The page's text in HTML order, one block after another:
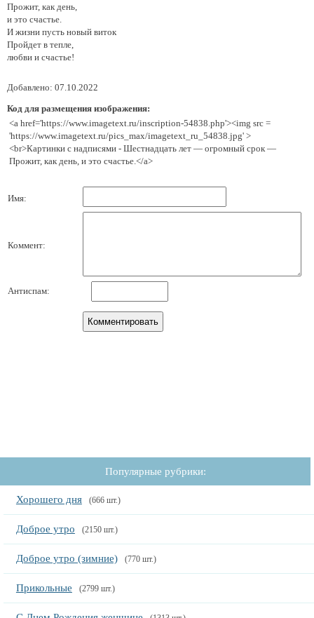
Прожит, как день,
и это счастье.
И жизни пусть новый виток
Пройдет в тепле,
любви и счастье!
Добавлено: 07.10.2022
Код для размещения изображения:
<a href='https://www.imagetext.ru/inscription-54838.php'><img src =
'https://www.imagetext.ru/pics_max/imagetext_ru_54838.jpg' >
<br>Картинки с надписями - Шестнадцать лет — огромный срок —
Прожит, как день, и это счастье.</a>
Имя:
Коммент:
Антиспам:
Популярные рубрики:
Хорошего дня (666 шт.)
Доброе утро (2150 шт.)
Доброе утро (зимние) (770 шт.)
Прикольные (2799 шт.)